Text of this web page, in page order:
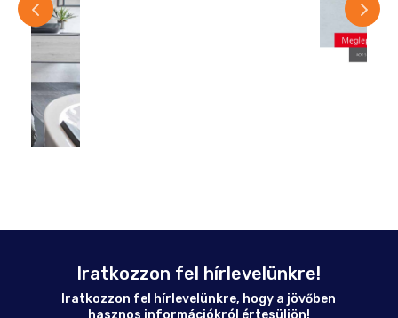
Iratkozzon fel hírlevelünkre!
Iratkozzon fel hírlevelünkre, hogy a jövőben